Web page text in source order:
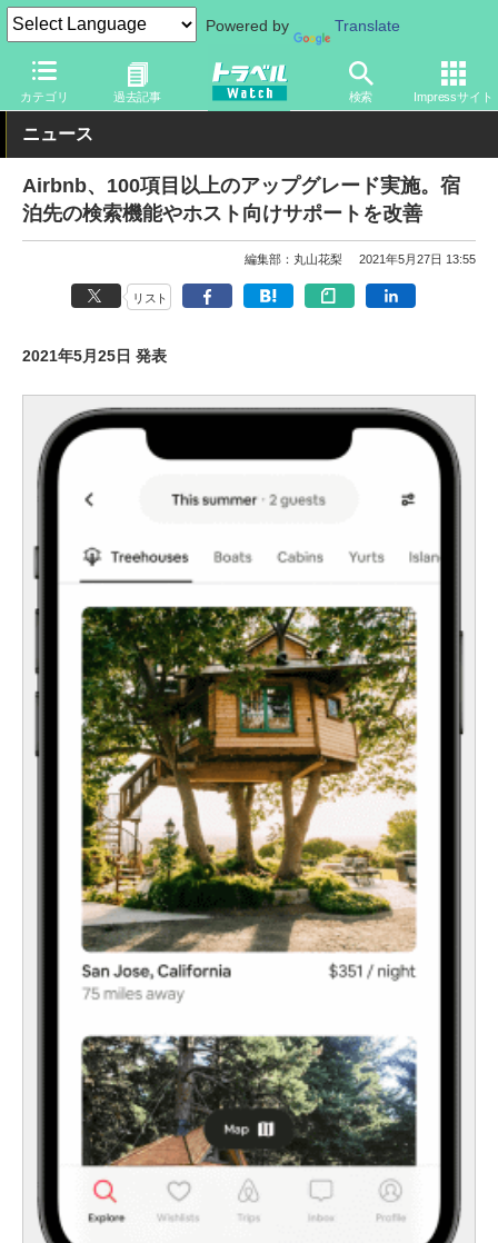
Powered by Translate
カテゴリ 過去記事 検索 Impressサイト
トラベル Watch 旅の情報 ホテル・旅館
ニュース
Airbnb、100項目以上のアップグレード実施。宿
泊先の検索機能やホスト向けサポートを改善
編集部：丸山花梨 2021年5月27日 13:55
リスト
2021年5月25日 発表